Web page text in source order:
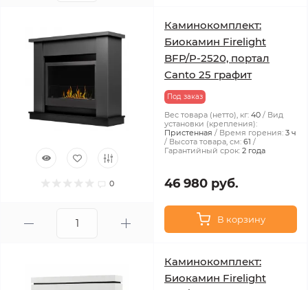
0
Каминокомплект:
Биокамин Firelight
BFP/P-2520, портал
Canto 25 графит
Под заказ
Вес товара (нетто), кг: 40
Вид
установки (крепления):
Пристенная
Время горения: 3 ч
Высота товара, см: 61
Гарантийный срок: 2 года
46 980 руб.
В корзину
Каминокомплект:
Биокамин Firelight